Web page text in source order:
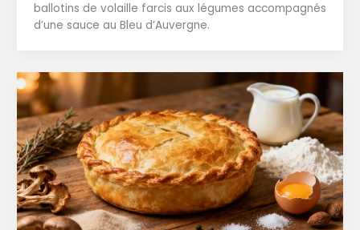
ballotins de volaille farcis aux légumes accompagnés
d’une sauce au Bleu d’Auvergne.